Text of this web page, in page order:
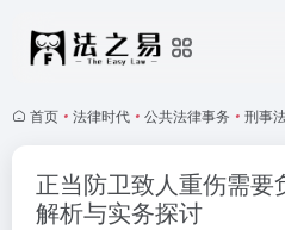
首页 • 法律时代 • 公共法律事务 • 刑事
正当防卫致人重伤需
解析与实务探讨